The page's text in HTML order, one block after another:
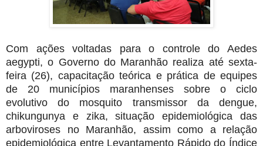
Com ações voltadas para o controle do Aedes
aegypti, o Governo do Maranhão realiza até sexta-
feira (26), capacitação teórica e prática de equipes
de 20 municípios maranhenses sobre o ciclo
evolutivo do mosquito transmissor da dengue,
chikungunya e zika, situação epidemiológica das
arboviroses no Maranhão, assim como a relação
epidemiológica entre Levantamento Rápido do Índice